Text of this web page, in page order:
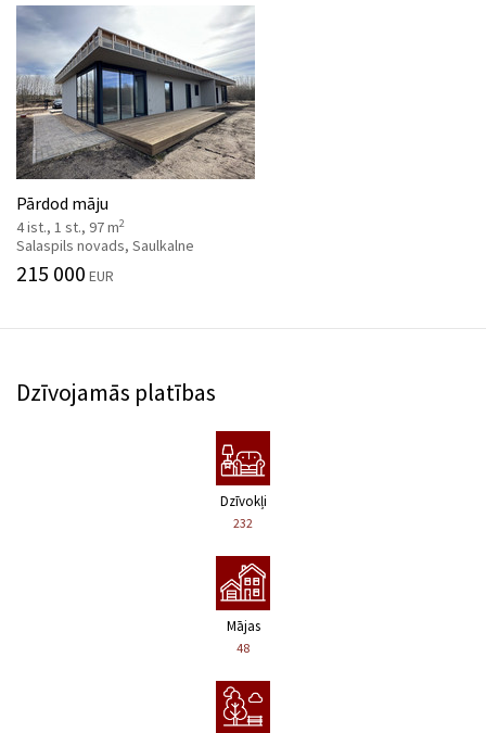
Pārdod māju
4 ist., 1 st., 97 m2
Salaspils novads, Saulkalne
215 000 EUR
Dzīvojamās platības
Dzīvokļi
232
Mājas
48